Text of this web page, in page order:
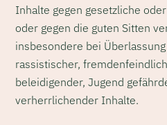
Inhalte gegen gesetzliche
oder gegen die guten Sitten
insbesondere bei
rassistischer,
beleidigender, Jugend
verherrlichender Inhalte.